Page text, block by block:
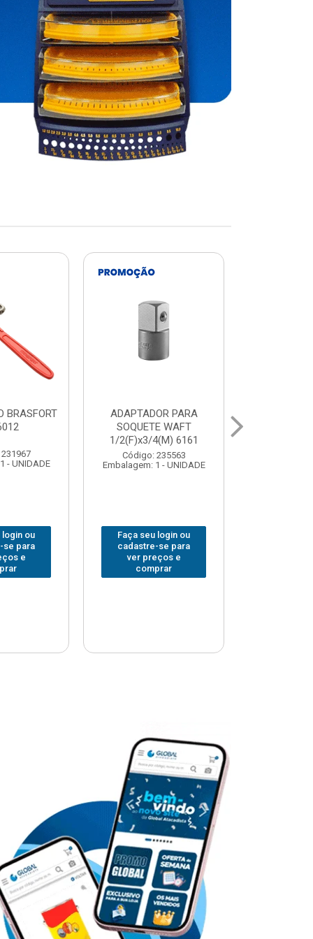
PARA
WAFT
- UNIDADE
login ou
se para
e
ABAJOUR LED
BRASFORT COB MESA
7844
Código: 310379
Embalagem: 1 - UNIDADE
Faça seu login ou
cadastre-se para
ver preços e
comprar